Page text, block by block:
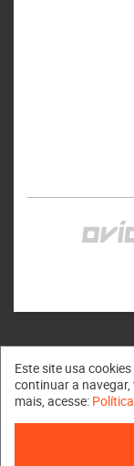
Este site usa
continuar a
mais, acesse: